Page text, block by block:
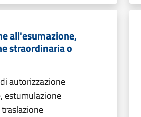
all'esumazione,
straordinaria o
autorizzazione
estumulazione